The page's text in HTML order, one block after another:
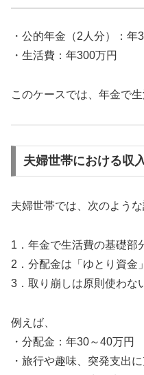
・公的年金（2人分）：年
・生活費：年300万円
このケースでは、年金で
夫婦世帯における収
夫婦世帯では、次のよう
1．年金で生活費の基礎部
2．分配金は「ゆとり資金
3．取り崩しは原則使わな
例えば、
・分配金：年30～40万円
・旅行や趣味、突発支出